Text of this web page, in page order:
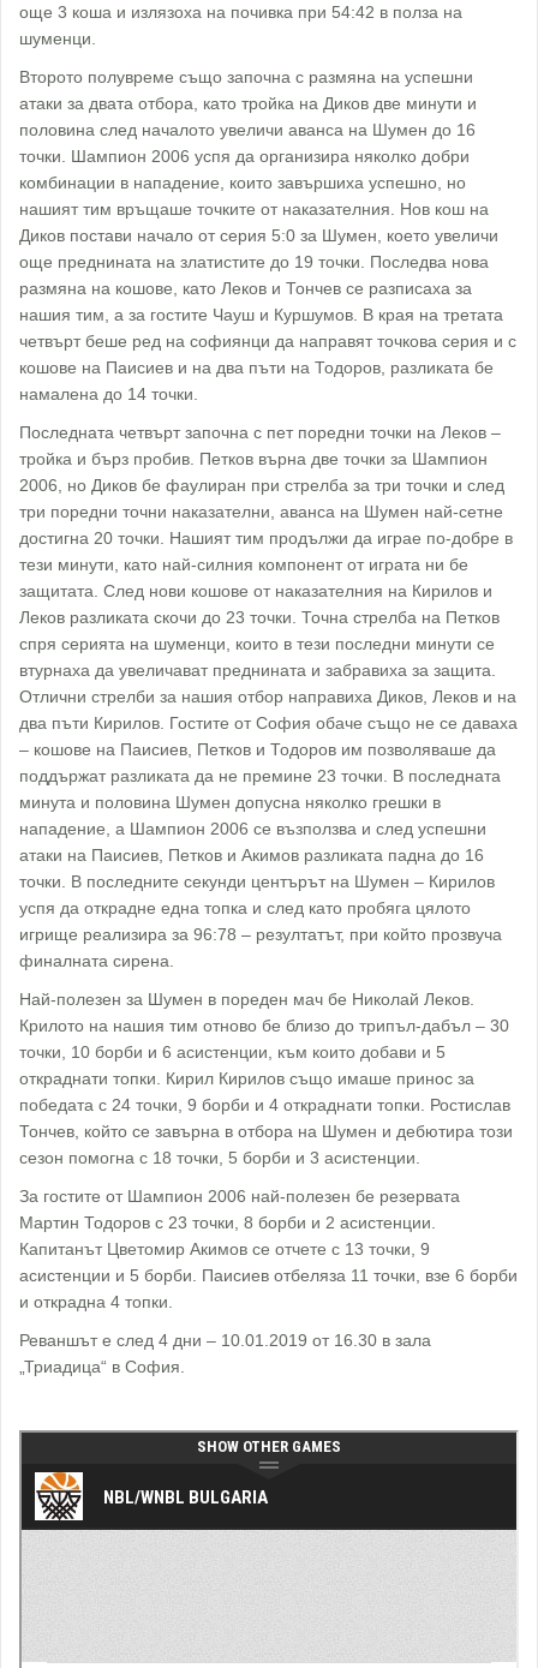
още 3 коша и излязоха на почивка при 54:42 в полза на
шуменци.
Второто полувреме също започна с размяна на успешни
атаки за двата отбора, като тройка на Диков две минути и
половина след началото увеличи аванса на Шумен до 16
точки. Шампион 2006 успя да организира няколко добри
комбинации в нападение, които завършиха успешно, но
нашият тим връщаше точките от наказателния. Нов кош на
Диков постави начало от серия 5:0 за Шумен, което увеличи
още преднината на златистите до 19 точки. Последва нова
размяна на кошове, като Леков и Тончев се разписаха за
нашия тим, а за гостите Чауш и Куршумов. В края на третата
четвърт беше ред на софиянци да направят точкова серия и с
кошове на Паисиев и на два пъти на Тодоров, разликата бе
намалена до 14 точки.
Последната четвърт започна с пет поредни точки на Леков –
тройка и бърз пробив. Петков върна две точки за Шампион
2006, но Диков бе фаулиран при стрелба за три точки и след
три поредни точни наказателни, аванса на Шумен най-сетне
достигна 20 точки. Нашият тим продължи да играе по-добре в
тези минути, като най-силния компонент от играта ни бе
защитата. След нови кошове от наказателния на Кирилов и
Леков разликата скочи до 23 точки. Точна стрелба на Петков
спря серията на шуменци, които в тези последни минути се
втурнаха да увеличават преднината и забравиха за защита.
Отлични стрелби за нашия отбор направиха Диков, Леков и на
два пъти Кирилов. Гостите от София обаче също не се даваха
– кошове на Паисиев, Петков и Тодоров им позволяваше да
поддържат разликата да не премине 23 точки. В последната
минута и половина Шумен допусна няколко грешки в
нападение, а Шампион 2006 се възползва и след успешни
атаки на Паисиев, Петков и Акимов разликата падна до 16
точки. В последните секунди центърът на Шумен – Кирилов
успя да открадне една топка и след като пробяга цялото
игрище реализира за 96:78 – резултатът, при който прозвуча
финалната сирена.
Най-полезен за Шумен в пореден мач бе Николай Леков.
Крилото на нашия тим отново бе близо до трипъл-дабъл – 30
точки, 10 борби и 6 асистенции, към които добави и 5
откраднати топки. Кирил Кирилов също имаше принос за
победата с 24 точки, 9 борби и 4 откраднати топки. Ростислав
Тончев, който се завърна в отбора на Шумен и дебютира този
сезон помогна с 18 точки, 5 борби и 3 асистенции.
За гостите от Шампион 2006 най-полезен бе резервата
Мартин Тодоров с 23 точки, 8 борби и 2 асистенции.
Капитанът Цветомир Акимов се отчете с 13 точки, 9
асистенции и 5 борби. Паисиев отбеляза 11 точки, взе 6 борби
и открадна 4 топки.
Реваншът е след 4 дни – 10.01.2019 от 16.30 в зала
„Триадица“ в София.